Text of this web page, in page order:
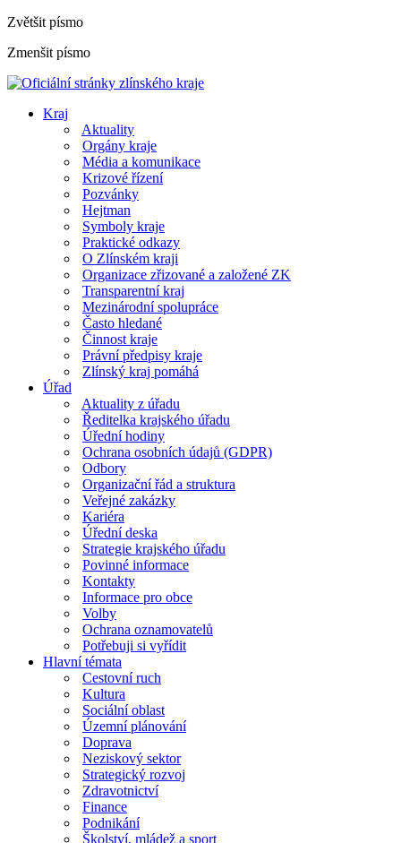
Zvětšit písmo
Zmenšit písmo
Kraj
Aktuality
Orgány kraje
Média a komunikace
Krizové řízení
Pozvánky
Hejtman
Symboly kraje
Praktické odkazy
O Zlínském kraji
Organizace zřizované a založené ZK
Transparentní kraj
Mezinárodní spolupráce
Často hledané
Činnost kraje
Právní předpisy kraje
Zlínský kraj pomáhá
Úřad
Aktuality z úřadu
Ředitelka krajského úřadu
Úřední hodiny
Ochrana osobních údajů (GDPR)
Odbory
Organizační řád a struktura
Veřejné zakázky
Kariéra
Úřední deska
Strategie krajského úřadu
Povinné informace
Kontakty
Informace pro obce
Volby
Ochrana oznamovatelů
Potřebuji si vyřídit
Hlavní témata
Cestovní ruch
Kultura
Sociální oblast
Územní plánování
Doprava
Neziskový sektor
Strategický rozvoj
Zdravotnictví
Finance
Podnikání
Školství, mládež a sport